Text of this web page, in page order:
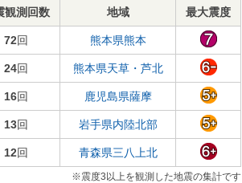
観測回数
地域
最大震度
72回 熊本県熊本
24回 熊本県天草・芦北
16回 鹿児島県薩摩
13回 岩手県内陸北部
12回 青森県三八上北
※震度3以上を観測した地震の集計です